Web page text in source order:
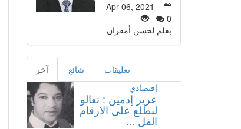
Apr 06, 2021
0
بقلم لحسن أمقران
آخر شائع
تعليقات
إقتصادي
عزيز إدمين : تعالو
لنطلع على الارقام
الفل ...